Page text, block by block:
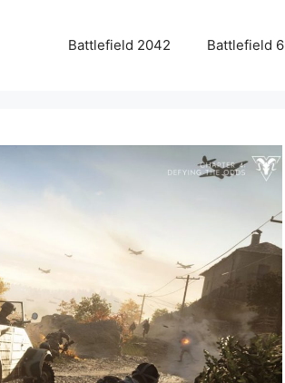
Battlefield 2042 Battlefield 6